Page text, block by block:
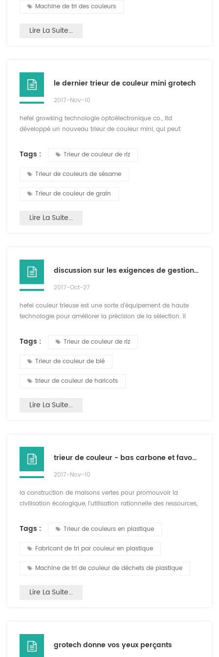
Machine de tri des couleurs
Lire La Suite...
le dernier trieur de couleur mini grotech
2017-Nov-10
hefei growking technologie optoélectronique co., ltd
développé un nouveau trieur de couleur mini, qui peut
matériaux de différence de couleur, et les matériaux de tri
sont diversifiés. ce nouveau type de machine est de petite
taille, facile à transporter, une analyse intelligente clé,
Tags : Trieur de couleur de riz
Trieur de couleurs de sésame
Trieur de couleur de grain
Lire La Suite...
discussion sur les exigences de gestion des opérations du trieur de couleur à hefei
2017-Oct-27
hefei couleur trieuse est une sorte d'équipement de haute
technologie pour améliorer la précision de la sélection. il
l'efficacité et la qualité de la production. par conséquent,
l'importance de Hefei couleur trieuse est évidente. par
conséquent, il convient de prêter attention aux exigences de
Tags : Trieur de couleur de riz
Trieur de couleur de blé
trieur de couleur de haricots
Lire La Suite...
trieur de couleur - bas carbone et favorable à l'environnement bonne aide
2017-Nov-10
la construction de maisons vertes pour promouvoir la
civilisation écologique, l'utilisation rationnelle des ressources,
comment faire à nouveau le recyclage des plastiques? XXIe
siècle est une nouvelle ère de l'innovation scientifique et
technologique, le recyclage des plastiques que la séparation
Tags : Trieur de couleurs en plastique
Fabricant de tri par couleur en plastique
Machine de tri de couleur de déchets de plastique
Lire La Suite...
grotech donne vos yeux perçants